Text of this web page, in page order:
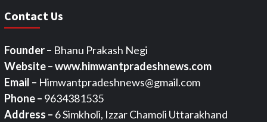
Contact Us
Founder – Bhanu Prakash Negi
Website – www.himwantpradeshnews.com
Email – Himwantpradeshnews@gmail.com
Phone – 9634381535
Address – 6 Simkholi, Izzar Chamoli Uttarakhand